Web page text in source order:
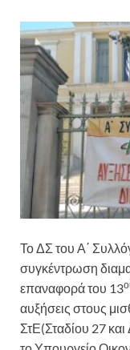
Το ΔΣ του Α΄
συγκέντρωση
επαναφορά του 13
αυξήσεις στους
ΣτΕ(Σταδίου 27